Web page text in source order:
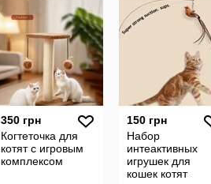
350 грн
Когтеточка для
котят с игровым
комплексом
150 грн
Набор
интеактивных
игрушек для
кошек котят